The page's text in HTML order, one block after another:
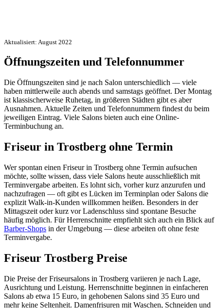
Aktualisiert: August 2022
Öffnungszeiten und Telefonnummer
Die Öffnungszeiten sind je nach Salon unterschiedlich — viele
haben mittlerweile auch abends und samstags geöffnet. Der Montag
ist klassischerweise Ruhetag, in größeren Städten gibt es aber
Ausnahmen. Aktuelle Zeiten und Telefonnummern findest du beim
jeweiligen Eintrag. Viele Salons bieten auch eine Online-
Terminbuchung an.
Friseur in Trostberg ohne Termin
Wer spontan einen Friseur in Trostberg ohne Termin aufsuchen
möchte, sollte wissen, dass viele Salons heute ausschließlich mit
Terminvergabe arbeiten. Es lohnt sich, vorher kurz anzurufen und
nachzufragen — oft gibt es Lücken im Terminplan oder Salons die
explizit Walk-in-Kunden willkommen heißen. Besonders in der
Mittagszeit oder kurz vor Ladenschluss sind spontane Besuche
häufig möglich. Für Herrenschnitte empfiehlt sich auch ein Blick auf
Barber-Shops in der Umgebung — diese arbeiten oft ohne feste
Terminvergabe.
Friseur Trostberg Preise
Die Preise der Friseursalons in Trostberg variieren je nach Lage,
Ausrichtung und Leistung. Herrenschnitte beginnen in einfacheren
Salons ab etwa 15 Euro, in gehobenen Salons sind 35 Euro und
mehr keine Seltenheit. Damenfrisuren mit Waschen, Schneiden und